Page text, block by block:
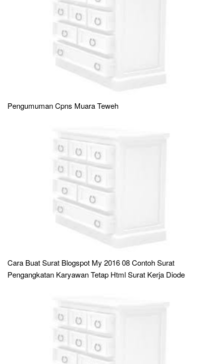
Pengumuman Cpns Muara Teweh
Cara Buat Surat Blogspot My 2016 08 Contoh Surat
Pengangkatan Karyawan Tetap Html Surat Kerja Diode